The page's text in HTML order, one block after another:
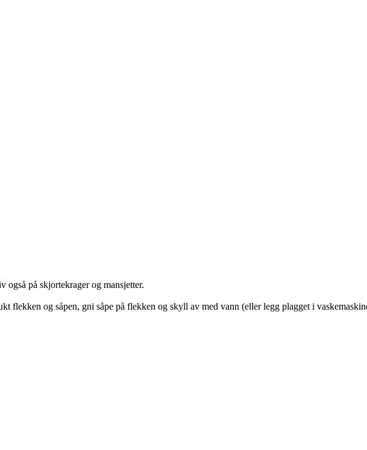
også på skjortekrager og mansjetter.
flekken og såpen, gni såpe på flekken og skyll av med vann (eller legg plagget i